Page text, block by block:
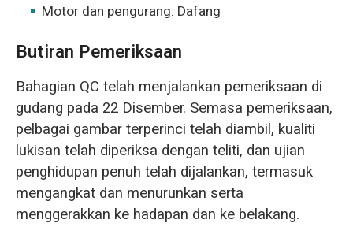
Motor dan pengurang: Dafang
Butiran Pemeriksaan
Bahagian QC telah menjalankan pemeriksaan di
gudang pada 22 Disember. Semasa pemeriksaan,
pelbagai gambar terperinci telah diambil, kualiti
lukisan telah diperiksa dengan teliti, dan ujian
penghidupan penuh telah dijalankan, termasuk
mengangkat dan menurunkan serta
menggerakkan ke hadapan dan ke belakang.